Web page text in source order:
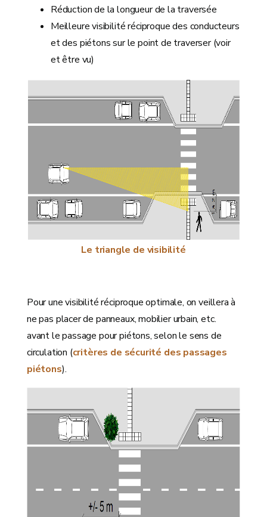
Réduction de la longueur de la traversée
Meilleure visibilité réciproque des conducteurs
et des piétons sur le point de traverser (voir
et être vu)
Le triangle de visibilité
Pour une visibilité réciproque optimale, on veillera à
ne pas placer de panneaux, mobilier urbain, etc.
avant le passage pour piétons, selon le sens de
circulation (critères de sécurité des passages
piétons).